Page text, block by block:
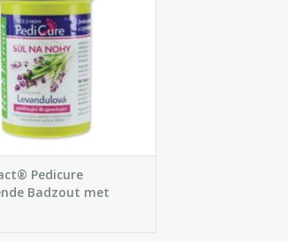
pijn in de benen.
IN WINKELWAGEN
Pedicure
Badzout met